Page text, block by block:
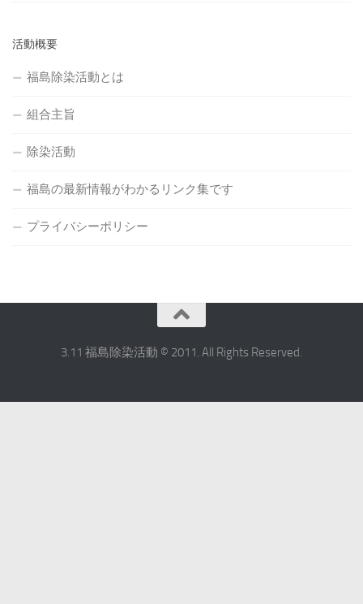
活動概要
福島除染活動とは
組合主旨
除染活動
福島の最新情報がわかるリンク集です
プライバシーポリシー
3.11 福島除染活動 © 2011. All Rights Reserved.